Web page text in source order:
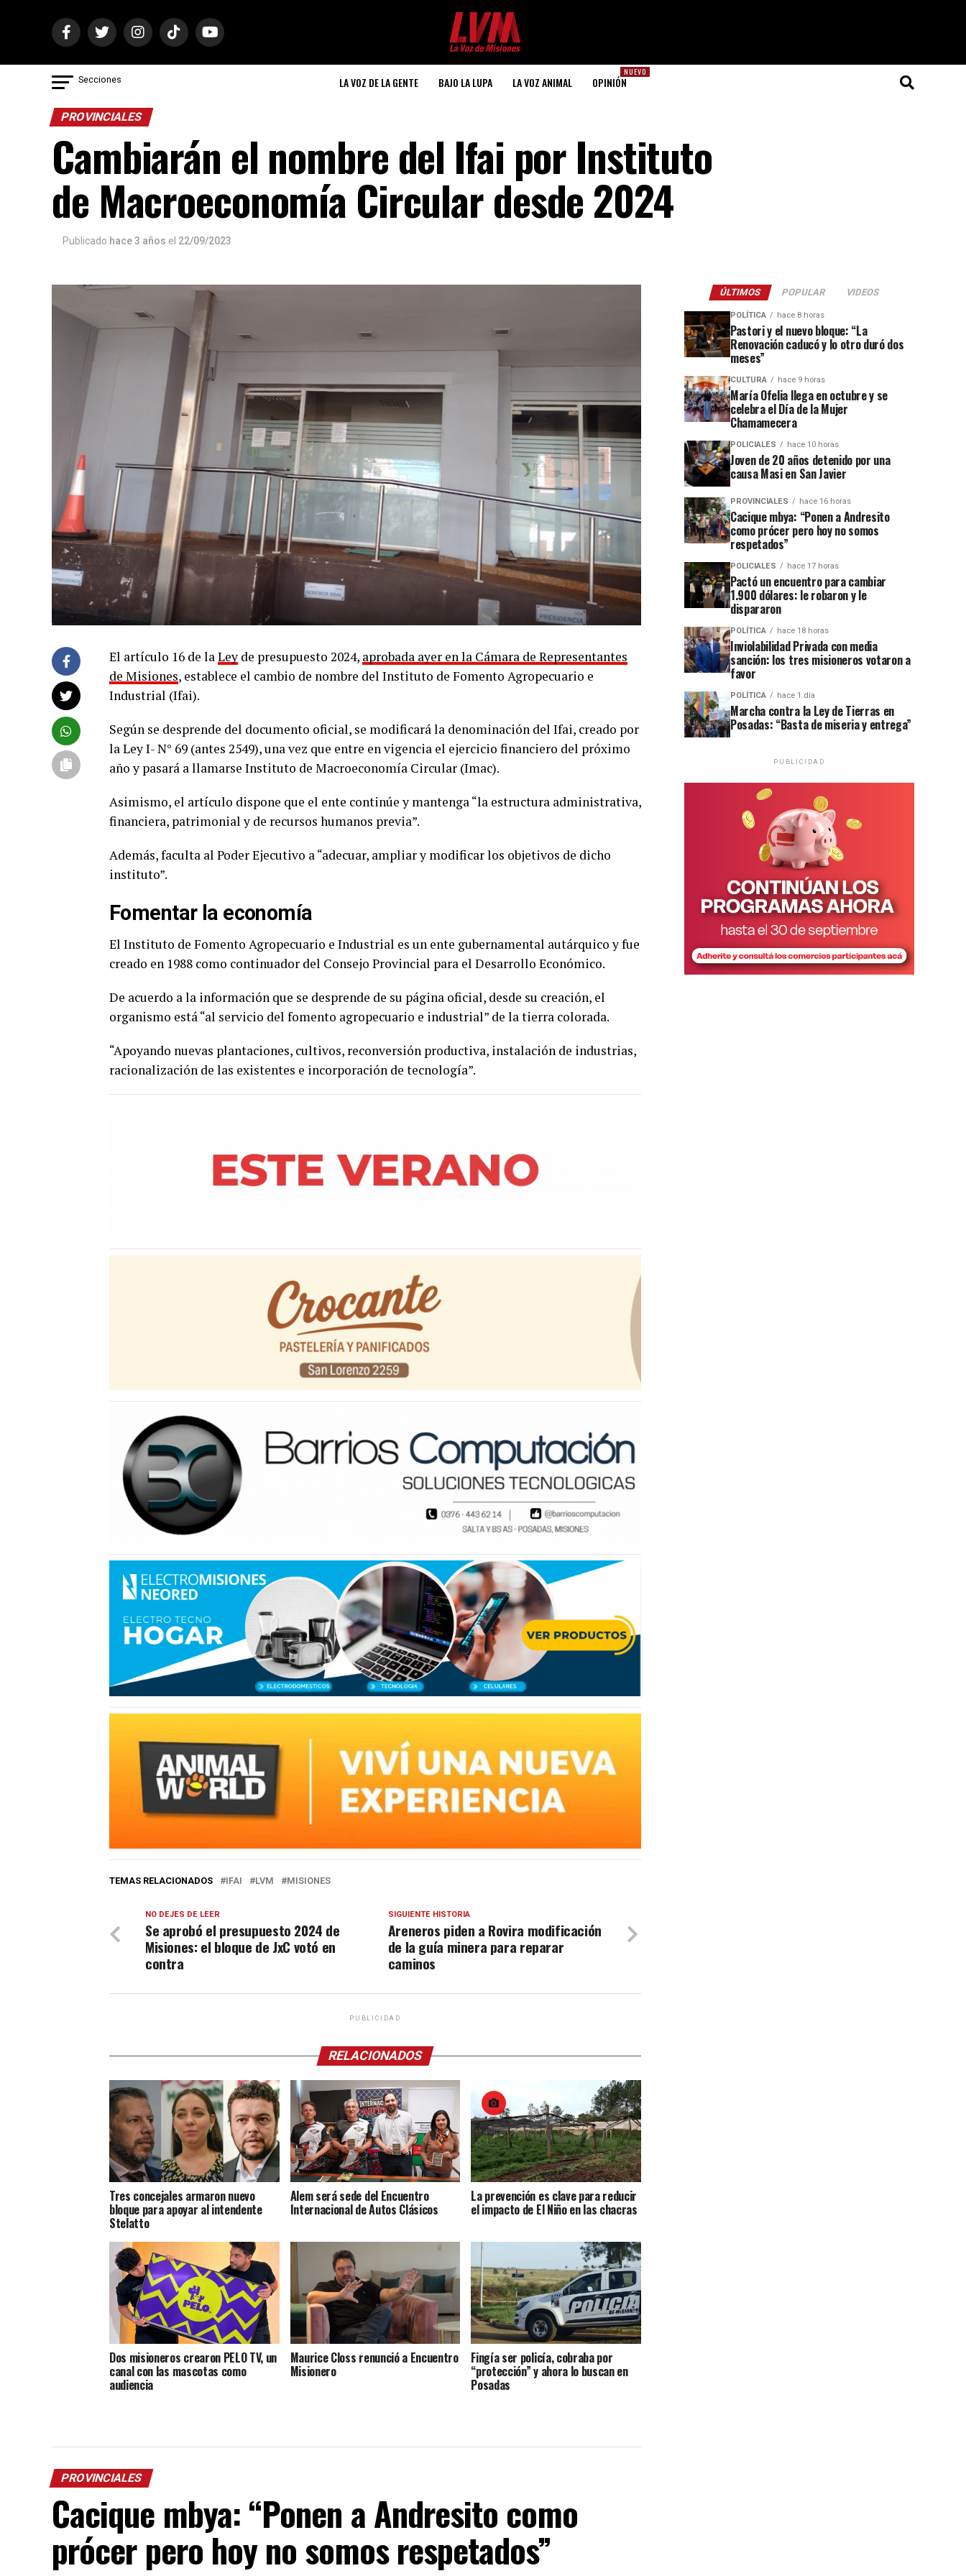
Secciones LA VOZ DE LA GENTE BAJO LA LUPA LA VOZ ANIMAL
NUEVO
OPINIÓN
PROVINCIALES
Cambiarán el nombre del Ifai por Instituto
de Macroeconomía Circular desde 2024
Publicado hace 3 años el 22/09/2023
El artículo 16 de laLey de presupuesto 2024, aprobada ayer en la Cámara de Representantes
de Misiones, establece el cambio de nombre del Instituto de Fomento Agropecuario e
Industrial (Ifai).
Según se desprende del documento oficial, se modificará la denominación del Ifai, creado por
la Ley I- N° 69 (antes 2549), una vez que entre en vigencia el ejercicio financiero del próximo
año y pasará a llamarse Instituto de Macroeconomía Circular (Imac).
Asimismo, el artículo dispone que el ente continúe y mantenga “la estructura administrativa,
financiera, patrimonial y de recursos humanos previa”.
Además, faculta al Poder Ejecutivo a “adecuar, ampliar y modificar los objetivos de dicho
instituto”.
Fomentar la economía
El Instituto de Fomento Agropecuario e Industrial es un ente gubernamental autárquico y fue
creado en 1988 como continuador del Consejo Provincial para el Desarrollo Económico.
De acuerdo a la información que se desprende de su página oficial, desde su creación, el
organismo está “al servicio del fomento agropecuario e industrial” de la tierra colorada.
“Apoyando nuevas plantaciones, cultivos, reconversión productiva, instalación de industrias,
racionalización de las existentes e incorporación de tecnología”.
TEMAS RELACIONADOS IFAI LVM MISIONES
SIGUIENTE HISTORIA
Areneros piden a Rovira modificación
de la guía minera para reparar
caminos
NO DEJES DE LEER
Se aprobó el presupuesto 2024 de
Misiones: el bloque de JxC votó en
contra
PUBLICIDAD
RELACIONADOS
Tres concejales armaron nuevo
bloque para apoyar al intendente
Stelatto
Alem será sede del Encuentro
Internacional de Autos Clásicos
La prevención es clave para reducir
el impacto de El Niño en las chacras
Dos misioneros crearon PELO TV, un
canal con las mascotas como
audiencia
Maurice Closs renunció a Encuentro
Misionero
Fingía ser policía, cobraba por
“protección” y ahora lo buscan en
Posadas
PROVINCIALES
Cacique mbya: “Ponen a Andresito como
prócer pero hoy no somos respetados”
ÚLTIMOS POPULAR VIDEOS
POLÍTICA hace 8 horas
Pastori y el nuevo bloque: “La
Renovación caducó y lo otro duró dos
meses”
CULTURA hace 9 horas
María Ofelia llega en octubre y se
celebra el Día de la Mujer
Chamamecera
POLICIALES hace 10 horas
Joven de 20 años detenido por una
causa Masi en San Javier
PROVINCIALES hace 16 horas
Cacique mbya: “Ponen a Andresito
como prócer pero hoy no somos
respetados”
POLICIALES hace 17 horas
Pactó un encuentro para cambiar
1.900 dólares: le robaron y le
dispararon
POLÍTICA hace 18 horas
Inviolabilidad Privada con media
sanción: los tres misioneros votaron a
favor
POLÍTICA hace 1 día
Marcha contra la Ley de Tierras en
Posadas: “Basta de miseria y entrega”
PUBLICIDAD